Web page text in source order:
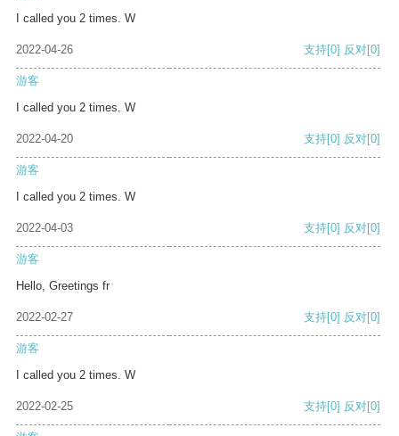
I called you 2 times. W
2022-04-26 支持[0] 反对[0]
游客
I called you 2 times. W
2022-04-20 支持[0] 反对[0]
游客
I called you 2 times. W
2022-04-03 支持[0] 反对[0]
游客
Hello, Greetings fr
2022-02-27 支持[0] 反对[0]
游客
I called you 2 times. W
2022-02-25 支持[0] 反对[0]